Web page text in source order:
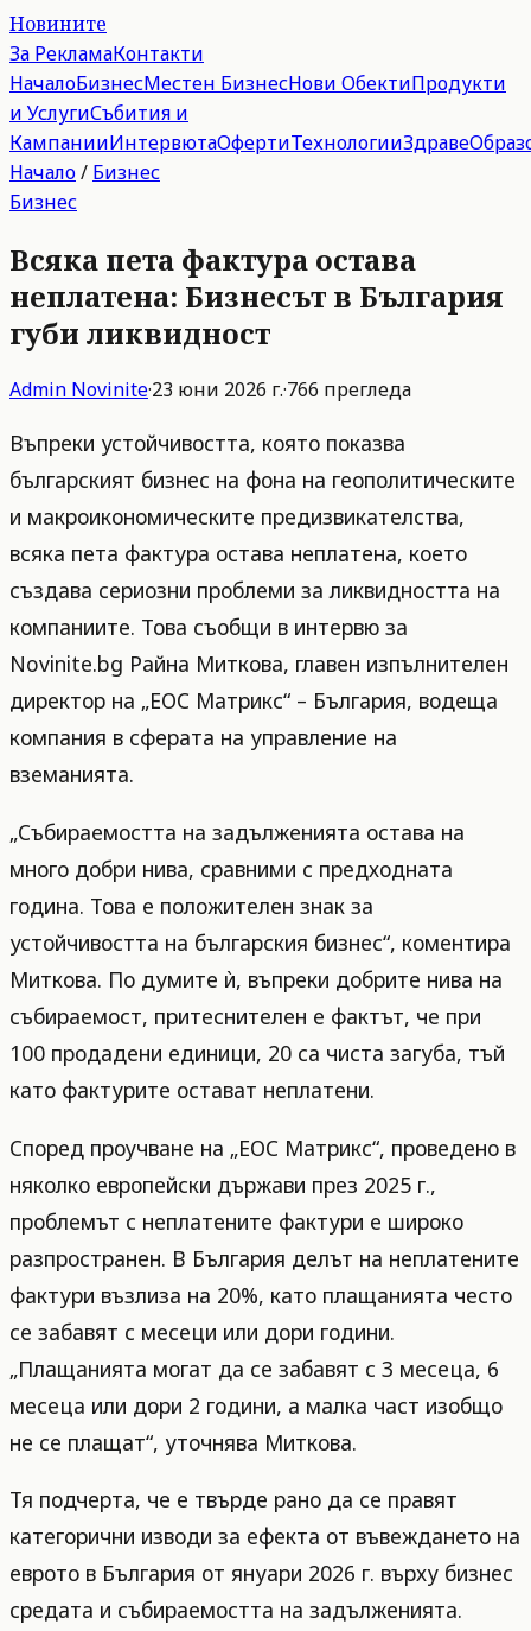
Новините
За РекламаКонтакти
НачалоБизнесМестен БизнесНови ОбектиПродукти
и УслугиСъбития и
КампанииИнтервютаОфертиТехнологииЗдраве
Начало/ Бизнес
Бизнес
Всяка пета фактура остава
неплатена: Бизнесът в България
губи ликвидност
Admin Novinite·23 юни 2026 г.·766 прегледа
Въпреки устойчивостта, която показва
българският бизнес на фона на геополитическите
и макроикономическите предизвикателства,
всяка пета фактура остава неплатена, което
създава сериозни проблеми за ликвидността на
компаниите. Това съобщи в интервю за
Novinite.bg Райна Миткова, главен изпълнителен
директор на „ЕОС Матрикс“ – България, водеща
компания в сферата на управление на
вземанията.
„Събираемостта на задълженията остава на
много добри нива, сравними с предходната
година. Това е положителен знак за
устойчивостта на българския бизнес“, коментира
Миткова. По думите ѝ, въпреки добрите нива на
събираемост, притеснителен е фактът, че при
100 продадени единици, 20 са чиста загуба, тъй
като фактурите остават неплатени.
Според проучване на „ЕОС Матрикс“, проведено в
няколко европейски държави през 2025 г.,
проблемът с неплатените фактури е широко
разпространен. В България делът на неплатените
фактури възлиза на 20%, като плащанията често
се забавят с месеци или дори години.
„Плащанията могат да се забавят с 3 месеца, 6
месеца или дори 2 години, а малка част изобщо
не се плащат“, уточнява Миткова.
Тя подчерта, че е твърде рано да се правят
категорични изводи за ефекта от въвеждането на
еврото в България от януари 2026 г. върху бизнес
средата и събираемостта на задълженията.